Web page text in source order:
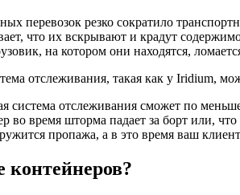
перевозок резко сократило
что их вскрывают и крадут
на котором они находятся,
отслеживания, такая как у
система отслеживания сможет по
во время шторма падает за борт или,
пропажа, а в это время ваш